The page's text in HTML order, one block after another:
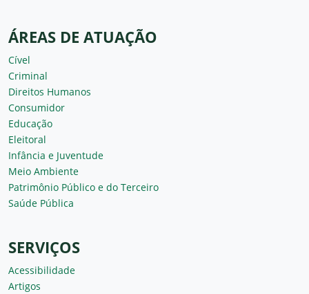
ÁREAS DE ATUAÇÃO
Cível
Criminal
Direitos Humanos
Consumidor
Educação
Eleitoral
Infância e Juventude
Meio Ambiente
Patrimônio Público e do Terceiro
Saúde Pública
SERVIÇOS
Acessibilidade
Artigos